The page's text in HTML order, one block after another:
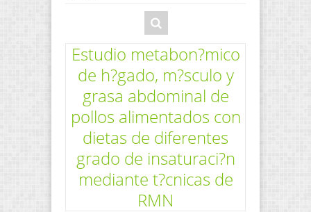
Estudio metabon?mico
de h?gado, m?sculo y
grasa abdominal de
pollos alimentados con
dietas de diferentes
grado de insaturaci?n
mediante t?cnicas de
RMN